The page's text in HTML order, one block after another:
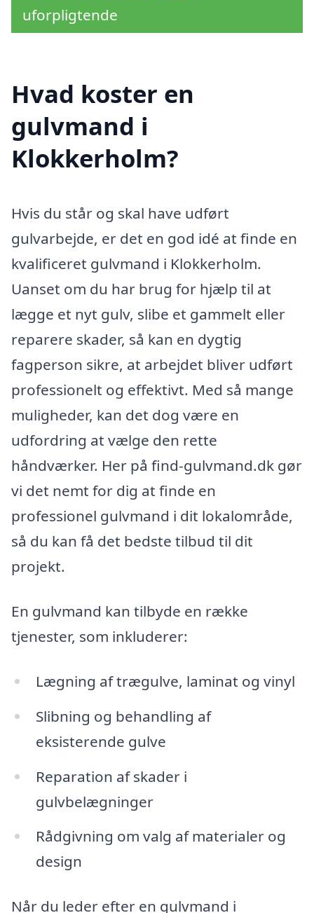
uforpligtende
Hvad koster en
gulvmand i
Klokkerholm?
Hvis du står og skal have udført
gulvarbejde, er det en god idé at finde en
kvalificeret gulvmand i Klokkerholm.
Uanset om du har brug for hjælp til at
lægge et nyt gulv, slibe et gammelt eller
reparere skader, så kan en dygtig
fagperson sikre, at arbejdet bliver udført
professionelt og effektivt. Med så mange
muligheder, kan det dog være en
udfordring at vælge den rette
håndværker. Her på find-gulvmand.dk gør
vi det nemt for dig at finde en
professionel gulvmand i dit lokalområde,
så du kan få det bedste tilbud til dit
projekt.
En gulvmand kan tilbyde en række
tjenester, som inkluderer:
Lægning af trægulve, laminat og vinyl
Slibning og behandling af
eksisterende gulve
Reparation af skader i
gulvbelægninger
Rådgivning om valg af materialer og
design
Når du leder efter en gulvmand i